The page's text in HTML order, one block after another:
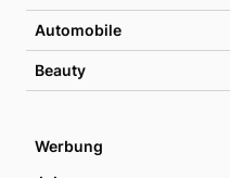
Automobile
Beauty
Werbung